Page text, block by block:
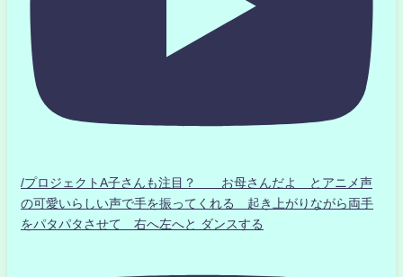
/プロジェクトA子さんも注目？ お母さんだよ とアニメ声
の可愛いらしい声で手を振ってくれる 起き上がりながら両手
をパタパタさせて 右へ左へと ダンスする